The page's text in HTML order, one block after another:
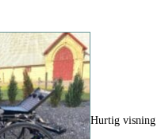
Hurtig visning